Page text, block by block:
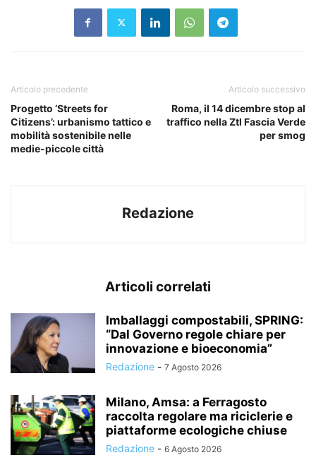
Articolo precedente
Progetto ‘Streets for
Citizens’: urbanismo tattico e
mobilità sostenibile nelle
medie-piccole città
Articolo successivo
Roma, il 14 dicembre stop al
traffico nella Ztl Fascia Verde
per smog
Redazione
Articoli correlati
Imballaggi compostabili, SPRING:
“Dal Governo regole chiare per
innovazione e bioeconomia”
Redazione - 7 Agosto 2026
Milano, Amsa: a Ferragosto
raccolta regolare ma riciclerie e
piattaforme ecologiche chiuse
Redazione - 6 Agosto 2026